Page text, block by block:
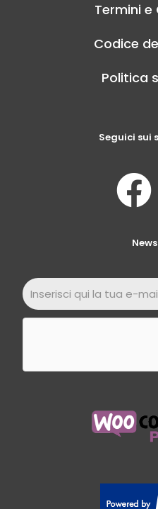
Termini e
Codice
Politica
Seguici sui